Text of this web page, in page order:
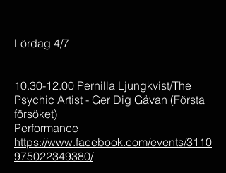
Lördag 4/7
10.30-12.00 Pernilla Ljungkvist/The
Psychic Artist - Ger Dig Gåvan (Första
försöket)
Performance
https://www.facebook.com/events/3110
975022349380/